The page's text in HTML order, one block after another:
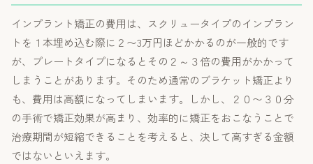
インプラント矯正の費用は、スクリュータイプのインプラン
トを１本埋め込む際に２〜3万円ほどかかるのが一般的です
が、プレートタイプになるとその２～３倍の費用がかかって
しまうことがあります。そのため通常のブラケット矯正より
も、費用は高額になってしまいます。しかし、２０〜３０分
の手術で矯正効果が高まり、効率的に矯正をおこなうことで
治療期間が短縮できることを考えると、決して高すぎる金額
ではないといえます。